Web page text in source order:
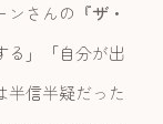
ンさんの『ザ・
る」「自分が出
信半疑だった